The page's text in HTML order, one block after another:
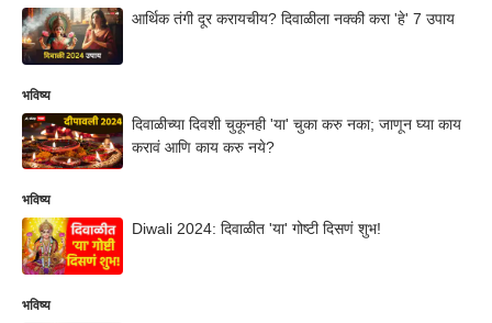
आर्थिक तंगी दूर करायचीय? दिवाळीला नक्की करा 'हे' 7 उपाय
भविष्य
दिवाळीच्या दिवशी चुकूनही 'या' चुका करु नका; जाणून घ्या काय
करावं आणि काय करु नये?
भविष्य
Diwali 2024: दिवाळीत 'या' गोष्टी दिसणं शुभ!
भविष्य